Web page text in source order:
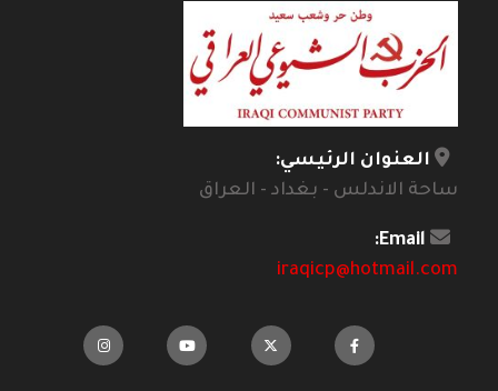
العنوان الرئيسي:
ساحة الاندلس - بغداد - العراق
Email:
iraqicp@hotmail.com